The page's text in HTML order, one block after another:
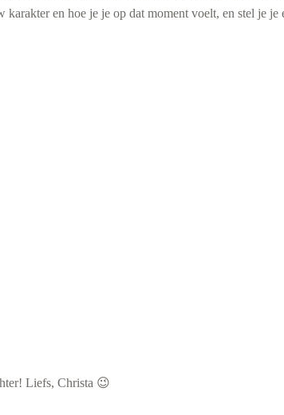
en hoe je je op dat moment voelt, en stel je
Liefs, Christa 😉